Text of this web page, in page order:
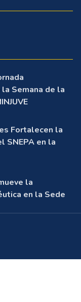
Semana de la
Fortalecen la
SNEPA en la
la
en la Sede